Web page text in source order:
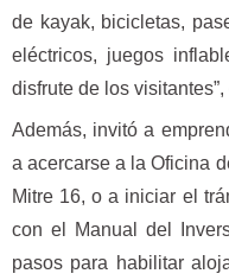
de kayak, bicicletas,
eléctricos, juegos
disfrute de los
Además, invitó a
a acercarse a la Oficina
Mitre 16, o a iniciar el
con el Manual del
pasos para habilitar